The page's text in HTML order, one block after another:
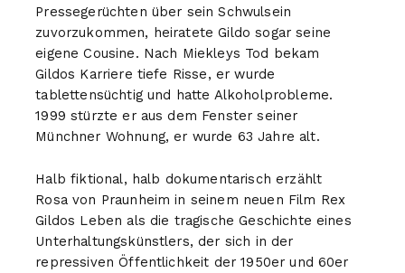
Pressegerüchten über sein Schwulsein
zuvorzukommen, heiratete Gildo sogar seine
eigene Cousine. Nach Miekleys Tod bekam
Gildos Karriere tiefe Risse, er wurde
tablettensüchtig und hatte Alkoholprobleme.
1999 stürzte er aus dem Fenster seiner
Münchner Wohnung, er wurde 63 Jahre alt.
Halb fiktional, halb dokumentarisch erzählt
Rosa von Praunheim in seinem neuen Film Rex
Gildos Leben als die tragische Geschichte eines
Unterhaltungskünstlers, der sich in der
repressiven Öffentlichkeit der 1950er und 60er